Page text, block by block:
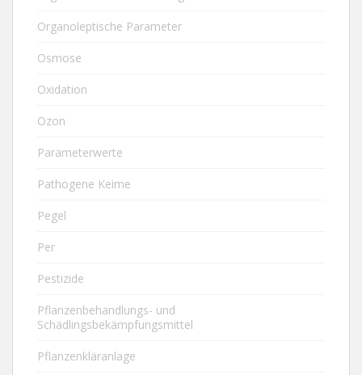
Organoleptische Parameter
Osmose
Oxidation
Ozon
Parameterwerte
Pathogene Keime
Pegel
Per
Pestizide
Pflanzenbehandlungs- und
Schädlingsbekämpfungsmittel
Pflanzenkläranlage